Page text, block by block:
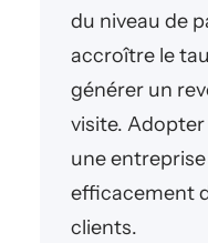
du niveau de
accroître le
générer un
visite.
une
efficacement
clients.